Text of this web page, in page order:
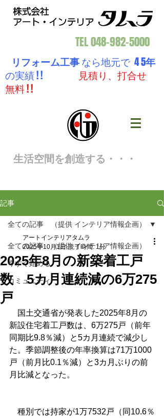
TEL048-982-5000
リフォーム工事なら地元で 4 5年
の実績 ! !
見積り、打合せ
無料 ! !
生活空間を創造する・・・
記事
全ての記事 （提供 インテリア情報企画）
今すぐ始める
コミュニティ
全ての記事 （提供 インテリア情報企画）
2025年8月の新築着工戸
数 5カ月連続減の6万275
戸
アートインテリアタムラ
2025年10月1日 読了時間: 1分
国土交通省が発表した2025年8月の
新設住宅着工戸数は、6万275戸（前年
同期比9.8％減）と5カ月連続で減少し
た。季節調整後の年率換算は71万1000
戸（前月比0.1％減）と3カ月ぶりの前
月比減となった。
種別では持家が1万7532戸（同10.6％